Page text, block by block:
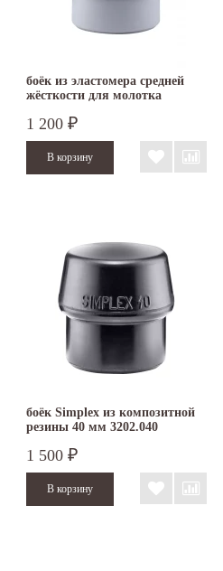
боёк из эластомера средней
жёсткости для молотка
1 200 ₽
боёк Simplex из композитной
резины 40 мм 3202.040
1 500 ₽